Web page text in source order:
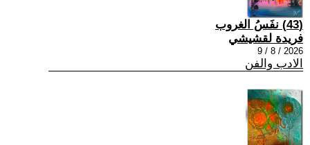
(43) نفَسُ الغروب
فريدة لقشيشي
2026 / 8 / 9
الادب والفن